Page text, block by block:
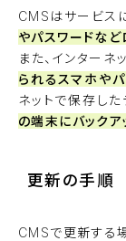
CMSはサービス
やパスワードなど
また、インターネ
られるスマホや
ネットで保存し
の端末にバック
更新の手順
CMSで更新する